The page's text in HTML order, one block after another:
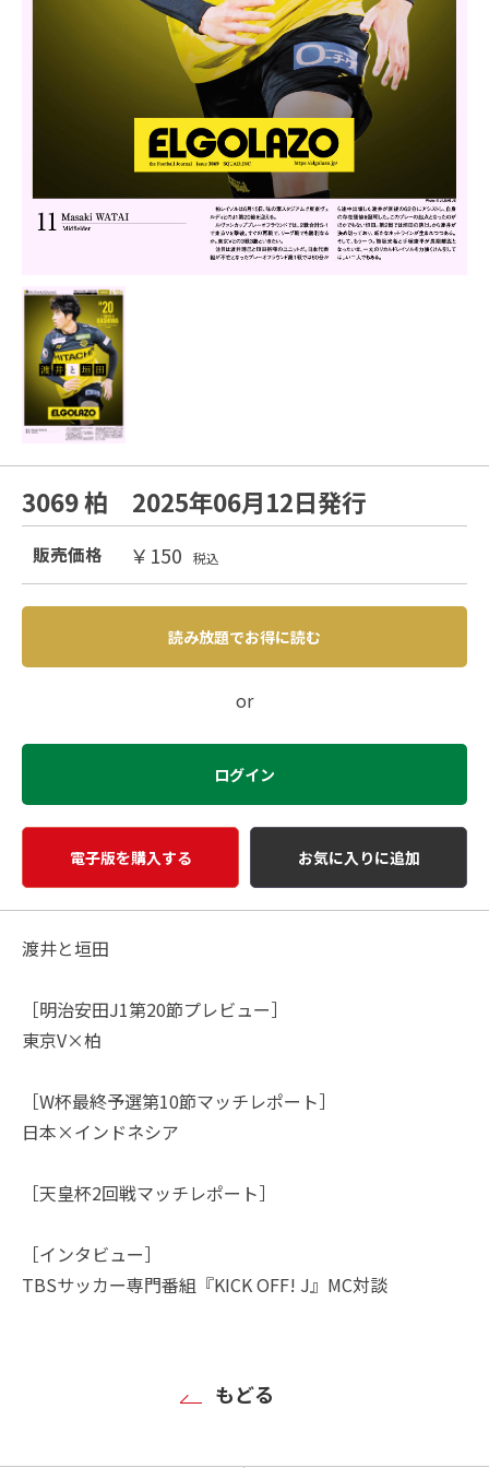
3069 柏 2025年06月12日発行
販売価格 ￥150 税込
読み放題でお得に読む
or
ログイン
電子版を購入する お気に入りに追加
渡井と垣田
［明治安田J1第20節プレビュー］
東京V×柏
［W杯最終予選第10節マッチレポート］
日本×インドネシア
［天皇杯2回戦マッチレポート］
［インタビュー］
TBSサッカー専門番組『KICK OFF! J』MC対談
もどる